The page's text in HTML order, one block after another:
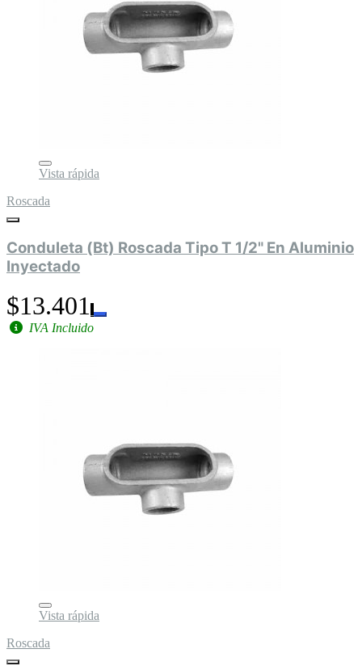
Vista rápida
Roscada
Conduleta (Bt) Roscada Tipo T 1/2" En Aluminio
Inyectado
$13.401
IVA Incluido
Vista rápida
Roscada